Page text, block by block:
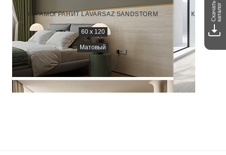
КЕРАМОГРАНИТ LAVARSAZ SANDSTORM
60 x 120
Матовый
4 200 ₽/м2
Скачатькаталог